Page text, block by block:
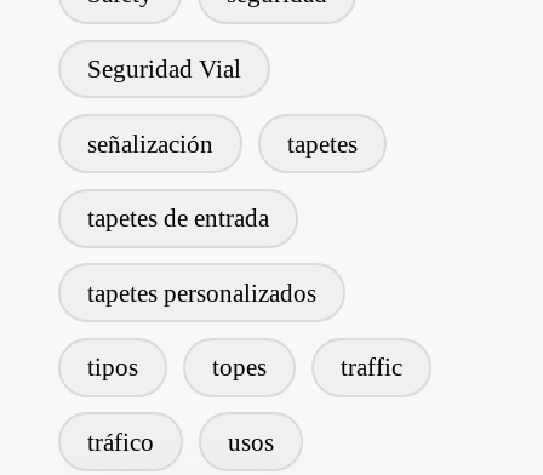
Seguridad Vial
señalización tapetes
tapetes de entrada
tapetes personalizados
tipos topes traffic
tráfico usos